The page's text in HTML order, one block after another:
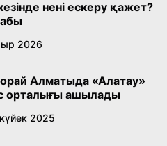
туралы
көмекшісі
нені ескеру қажет?
2026
орай Алматыда «Алатау»
орталығы ашылады
2025